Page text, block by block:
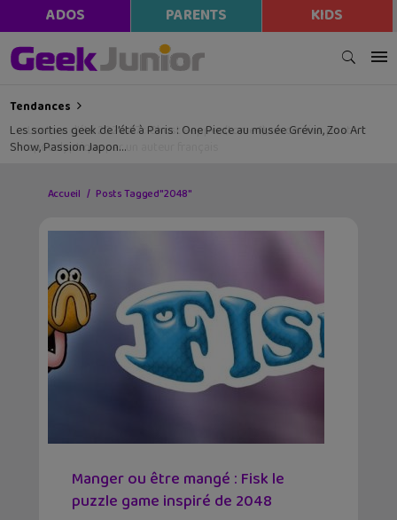
ADOS PARENTS KIDS
Tendances
Les sorties geek de l’été à Paris : One Piece au musée Grévin, Zoo Art
Show, Passion Japon…
Accueil Posts Tagged "2048"
Manger ou être mangé : Fisk le
puzzle game inspiré de 2048